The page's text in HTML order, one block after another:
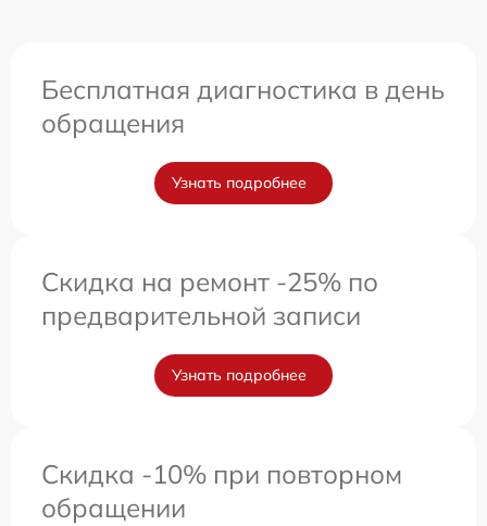
Бесплатная диагностика в день
обращения
Узнать подробнее
Скидка на ремонт -25% по
предварительной записи
Узнать подробнее
Скидка -10% при повторном
обращении